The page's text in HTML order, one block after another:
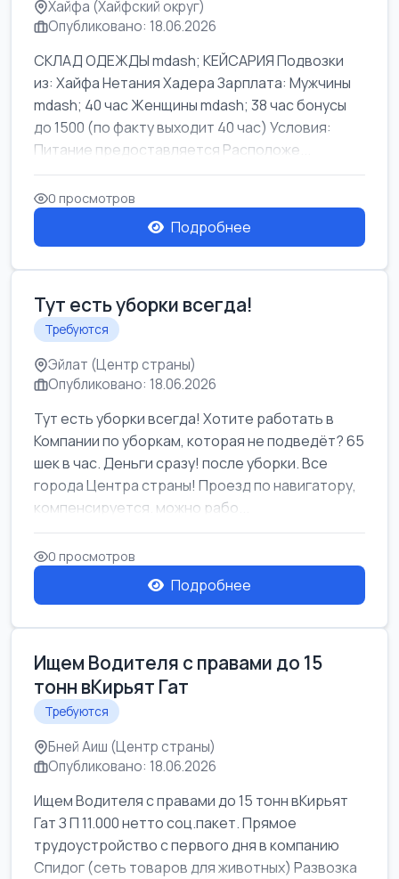
Хайфа (Хайфский округ)
Опубликовано: 18.06.2026
СКЛАД ОДЕЖДЫ mdash; КЕЙСАРИЯ Подвозки
из: Хайфа Нетания Хадера Зарплата: Мужчины
mdash; 40 час Женщины mdash; 38 час бонусы
до 1500 (по факту выходит 40 час) Условия:
Питание предоставляется Расположе...
0 просмотров
Подробнее
Тут есть уборки всегда!
Требуются
Эйлат (Центр страны)
Опубликовано: 18.06.2026
Тут есть уборки всегда! Хотите работать в
Компании по уборкам, которая не подведёт? 65
шек в час. Деньги сразу! после уборки. Все
города Центра страны! Проезд по навигатору,
компенсируется. можно рабо...
0 просмотров
Подробнее
Ищем Водителя с правами до 15
тонн вКирьят Гат
Требуются
Бней Аиш (Центр страны)
Опубликовано: 18.06.2026
Ищем Водителя с правами до 15 тонн вКирьят
Гат З П 11.000 нетто соц.пакет. Прямое
трудоустройство с первого дня в компанию
Спидог (сеть товаров для животных) Развозка